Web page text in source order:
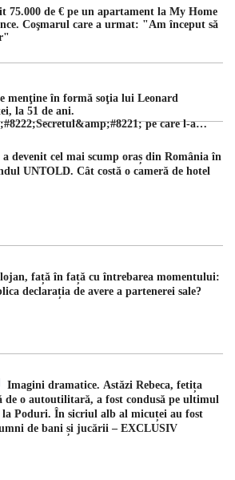
75.000 de € pe un apartament la My Home
Coşmarul care a urmat: "Am început să
menţine în formă soţia lui Leonard
la 51 de ani.
pe care l-a
devenit cel mai scump oraș din România în
UNTOLD. Cât costă o cameră de hotel
față în față cu întrebarea momentului:
declarația de avere a partenerei sale?
Imagini dramatice. Astăzi Rebeca, fetița
de o autoutilitară, a fost condusă pe ultimul
Poduri. În sicriul alb al micuței au fost
de bani și jucării – EXCLUSIV